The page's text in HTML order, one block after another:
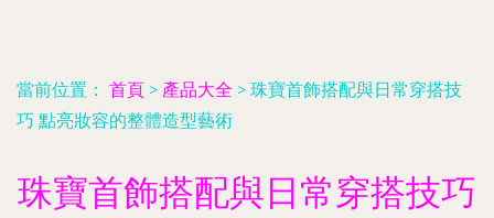
當前位置： 首頁 > 產品大全 > 珠寶首飾搭配與日常穿搭技
巧 點亮妝容的整體造型藝術
珠寶首飾搭配與日常穿搭技巧